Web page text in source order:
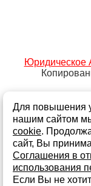
Юридическое
Не
Политика
Согласие
Согласие на
Для повышения
нашим сайтом
cookie.
сайт, Вы
Соглашения в
использования
Если Вы не